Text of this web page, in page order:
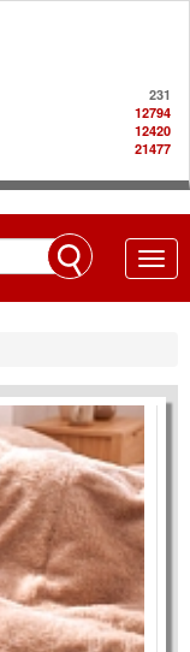
231
12794
12420
21477
Toggle